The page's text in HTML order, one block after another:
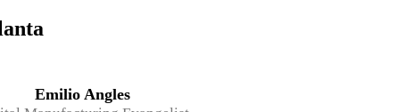
Emilio Angles